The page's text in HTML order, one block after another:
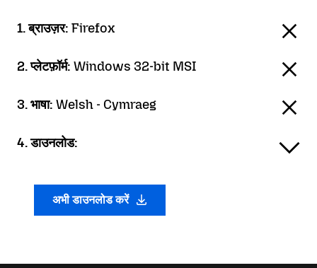
1. ब्राउज़र: Firefox
2. प्लेटफ़ॉर्म: Windows 32-bit MSI
3. भाषा: Welsh - Cymraeg
4. डाउनलोड:
अभी डाउनलोड करें